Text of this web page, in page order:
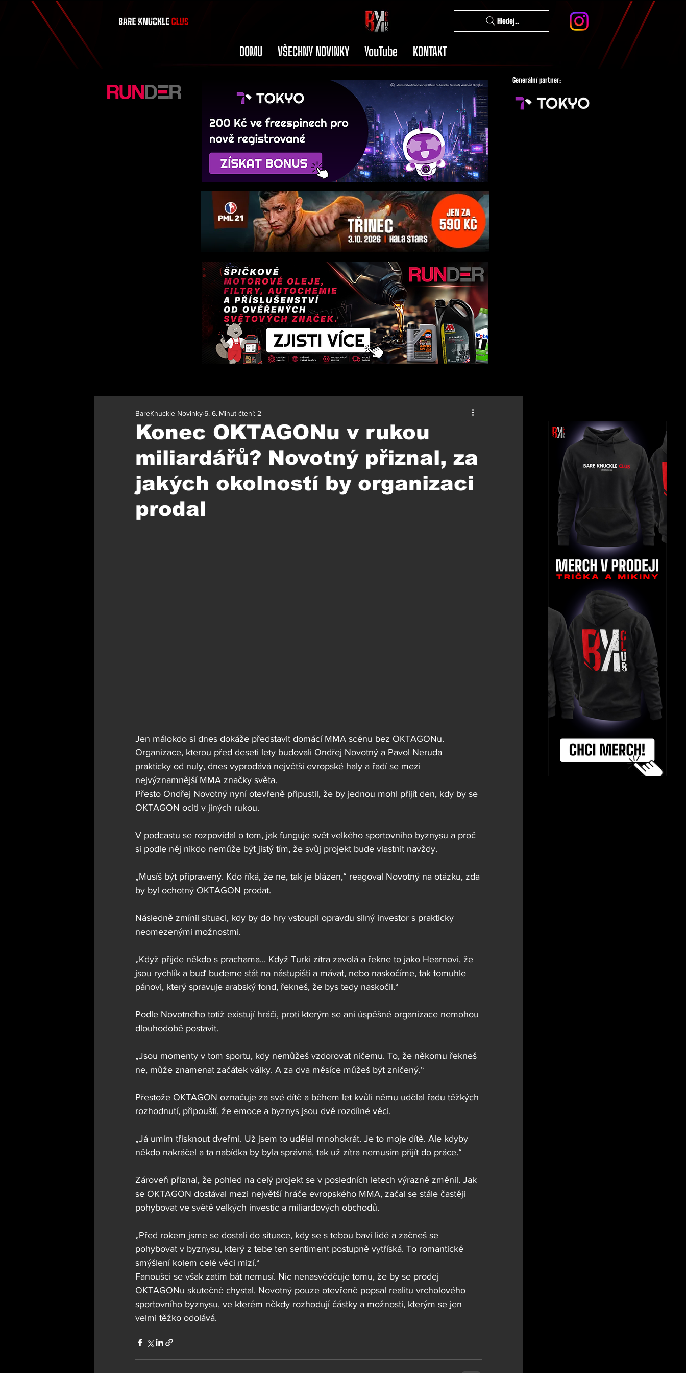
Hledej..
DOMU VŠECHNY NOVINKY YouTube KONTAKT
Generální partner:
Konec OKTAGONu v rukou
miliardářů? Novotný přiznal, za
jakých okolností by organizaci
prodal
BareKnuckle Novinky 5. 6. Minut čtení: 2
Jen málokdo si dnes dokáže představit domácí MMA scénu bez OKTAGONu.
Organizace, kterou před deseti lety budovali Ondřej Novotný a Pavol Neruda
prakticky od nuly, dnes vyprodává největší evropské haly a řadí se mezi
nejvýznamnější MMA značky světa.
Přesto Ondřej Novotný nyní otevřeně připustil, že by jednou mohl přijít den, kdy by se
OKTAGON ocitl v jiných rukou.
V podcastu se rozpovídal o tom, jak funguje svět velkého sportovního byznysu a proč
si podle něj nikdo nemůže být jistý tím, že svůj projekt bude vlastnit navždy.
„Musíš být připravený. Kdo říká, že ne, tak je blázen,“ reagoval Novotný na otázku, zda
by byl ochotný OKTAGON prodat.
Následně zmínil situaci, kdy by do hry vstoupil opravdu silný investor s prakticky
neomezenými možnostmi.
„Když přijde někdo s prachama... Když Turki zítra zavolá a řekne to jako Hearnovi, že
jsou rychlík a buď budeme stát na nástupišti a mávat, nebo naskočíme, tak tomuhle
pánovi, který spravuje arabský fond, řekneš, že bys tedy naskočil.“
Podle Novotného totiž existují hráči, proti kterým se ani úspěšné organizace nemohou
dlouhodobě postavit.
„Jsou momenty v tom sportu, kdy nemůžeš vzdorovat ničemu. To, že někomu řekneš
ne, může znamenat začátek války. A za dva měsíce můžeš být zničený.“
Přestože OKTAGON označuje za své dítě a během let kvůli němu udělal řadu těžkých
rozhodnutí, připouští, že emoce a byznys jsou dvě rozdílné věci.
„Já umím třísknout dveřmi. Už jsem to udělal mnohokrát. Je to moje dítě. Ale kdyby
někdo nakráčel a ta nabídka by byla správná, tak už zítra nemusím přijít do práce.“
Zároveň přiznal, že pohled na celý projekt se v posledních letech výrazně změnil. Jak
se OKTAGON dostával mezi největší hráče evropského MMA, začal se stále častěji
pohybovat ve světě velkých investic a miliardových obchodů.
„Před rokem jsme se dostali do situace, kdy se s tebou baví lidé a začneš se
pohybovat v byznysu, který z tebe ten sentiment postupně vytříská. To romantické
smýšlení kolem celé věci mizí.“
Fanoušci se však zatím bát nemusí. Nic nenasvědčuje tomu, že by se prodej
OKTAGONu skutečně chystal. Novotný pouze otevřeně popsal realitu vrcholového
sportovního byznysu, ve kterém někdy rozhodují částky a možnosti, kterým se jen
velmi těžko odolává.